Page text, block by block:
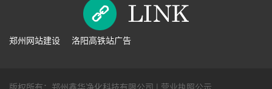
郑州网站建设 洛阳高铁站广告